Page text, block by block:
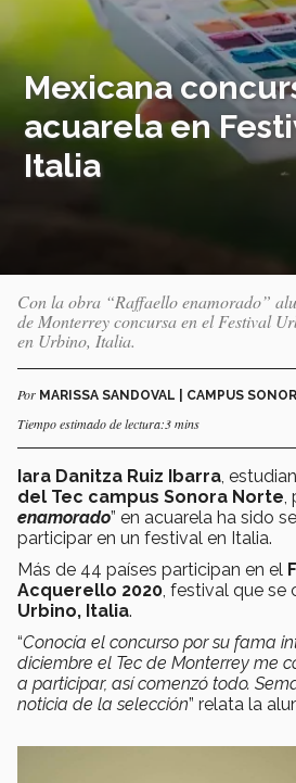
Mexicana
acuarela en
Italia
Con la obra “Raffaello enamorado”
de Monterrey concursa en el Festival
en Urbino, Italia.
Por MARISSA SANDOVAL | CAMPUS
Tiempo estimado de lectura:3 mins
Iara Danitza Ruiz Ibarra ,
del Tec campus Sonora Norte
enamorado” en acuarela ha sido
participar en un festival en Italia.
Más de 44 países participan en el
Acquerello 2020 , festival que se
Urbino, Italia.
“Conocía el concurso por su fama
diciembre el Tec de Monterrey me
a participar, así comenzó todo.
noticia de la selección” relata la